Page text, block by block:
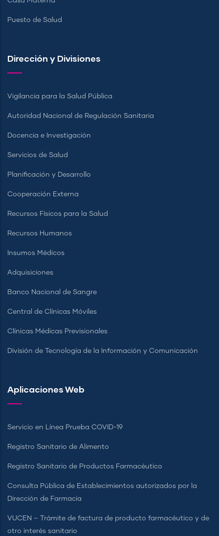
Puesto de Salud
Dirección y Divisiones
Vigilancia para la Salud Pública
Autoridad Nacional de Regulación Sanitaria
Docencia e Investigación
Servicios de Salud
Planificación y Desarrollo
Cooperación Externa
Recursos Físicos para la Salud
Recursos Humanos
Insumos Médicos
Adquisiciones
Banco Nacional de Sangre
Central de Clínicas Móviles
Clínicas Médicas Previsionales
División de Tecnología de la Información y Comunicación
Aplicaciones Web
Servicio en Línea Prueba COVID-19
Registro Sanitario de Alimento
Registro Sanitario de Productos Farmacéutico
Consulta Pública de Establecimientos autorizados por la
Dirección de Farmacia
VUCEN – Trámite de factura de producto farmacéutico y de
otro interés sanitario